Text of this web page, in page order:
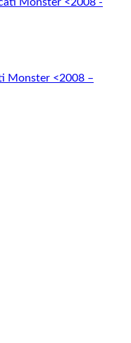
Monster <2008 –